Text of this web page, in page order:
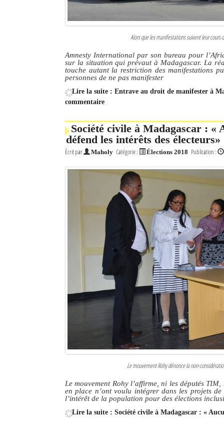
Alors que les manifestations suivent leur
Amnesty International par son bureau pour
sur la situation qui prévaut à Madagascar. La
touche autant la restriction des manifestations
personnes de ne pas manifester
Lire la suite : Entrave au droit de manifester à
commentaire
Société civile à Madagascar :
défend les intérêts des électeurs»
Écrit par Maholy Catégorie : Élections 2018 Publication :
Le mouvement Rohy dénonce la non-
Le mouvement Rohy l’affirme, ni les députés
en place n’ont voulu intégrer dans les projets
l’intérêt de la population pour des élections
Lire la suite : Société civile à Madagascar : «